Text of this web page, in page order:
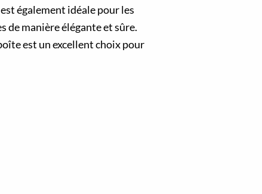
également idéale pour les
manière élégante et sûre.
est un excellent choix pour